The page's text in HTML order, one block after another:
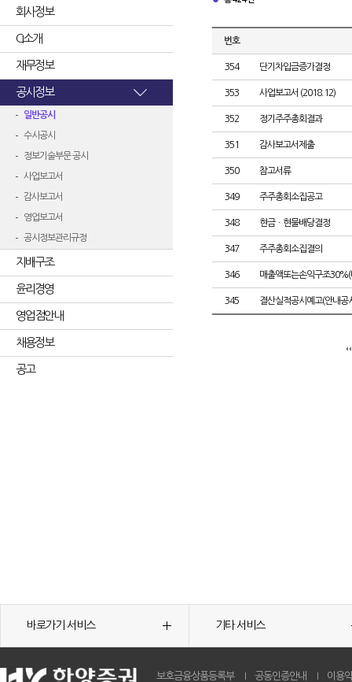
회사정보
CI소개
재무정보
공시정보
일반공시
수시공시
정보기술부문 공시
사업보고서
감사보고서
영업보고서
공시정보관리규정
지배구조
윤리경영
영업점안내
채용정보
공고
번호
354 단기차입금증가결정
353 사업보고서 (2018.12)
352 정기주주총회결과
351 감사보고서제출
350 참고서류
349 주주총회소집공고
348 현금ㆍ현물배당결정
347 주주총회소집결의
346 매출액또는손익구조
345 결산실적공시예고(안내공
바로가기 서비스 기타 서비스
보호금융상품등록부 공동인증안내 이용